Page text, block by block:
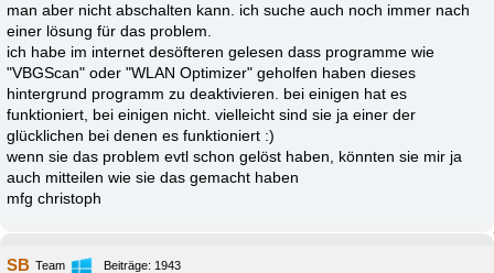
man aber nicht abschalten kann. ich suche auch noch immer nach
einer lösung für das problem.
ich habe im internet desöfteren gelesen dass programme wie
"VBGScan" oder "WLAN Optimizer" geholfen haben dieses
hintergrund programm zu deaktivieren. bei einigen hat es
funktioniert, bei einigen nicht. vielleicht sind sie ja einer der
glücklichen bei denen es funktioniert :)
wenn sie das problem evtl schon gelöst haben, könnten sie mir ja
auch mitteilen wie sie das gemacht haben
mfg christoph
SB Team Beiträge: 1943